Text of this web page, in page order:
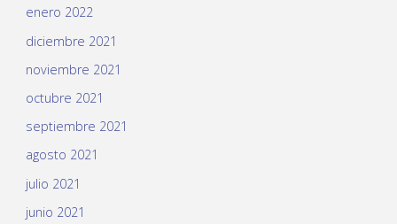
enero 2022
diciembre 2021
noviembre 2021
octubre 2021
septiembre 2021
agosto 2021
julio 2021
junio 2021